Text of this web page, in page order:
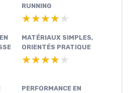
RUNNING
★★★★★
★★★★★
MATÉRIAUX SIMPLES,
ORIENTÉS PRATIQUE
★★★★★
★★★★★
PERFORMANCE EN